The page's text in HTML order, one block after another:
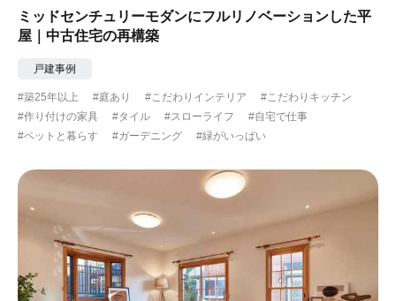
ミッドセンチュリーモダンにフルリノベーションした平
屋｜中古住宅の再構築
戸建事例
#築25年以上 #庭あり #こだわりインテリア
#こだわりキッチン
#作り付けの家具
#タイル #スローライフ
#自宅で仕事
#ペットと暮らす
#ガーデニング #緑がいっぱい